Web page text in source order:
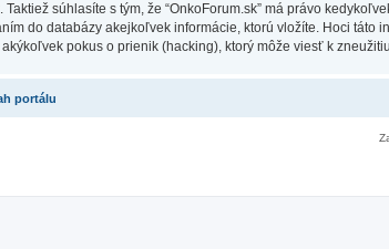
Taktiež súhlasíte s tým, že “OnkoForum.sk” má právo
do databázy akejkoľvek informácie, ktorú vložíte. Hoci táto
pokus o prienik (hacking), ktorý môže viesť k
portálu